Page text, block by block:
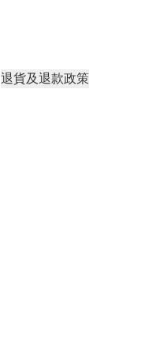
退貨及退款政策